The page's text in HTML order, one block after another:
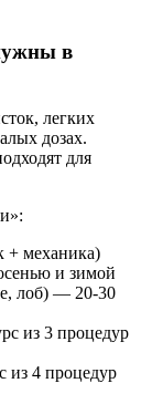
в
легких
дозах.
для
+ механика)
и зимой
лоб) — 20-30
из 3 процедур
из 4 процедур